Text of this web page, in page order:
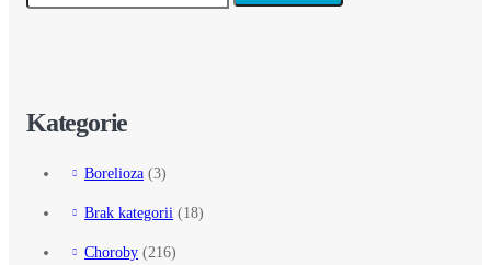
Kategorie
Borelioza (3)
Brak kategorii (18)
Choroby (216)